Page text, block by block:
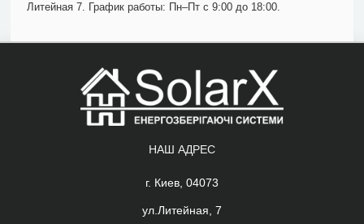
Литейная 7. График работы: Пн–Пт с 9:00 до 18:00.
НАШ АДРЕС
г. Киев, 04073
ул.Литейная, 7